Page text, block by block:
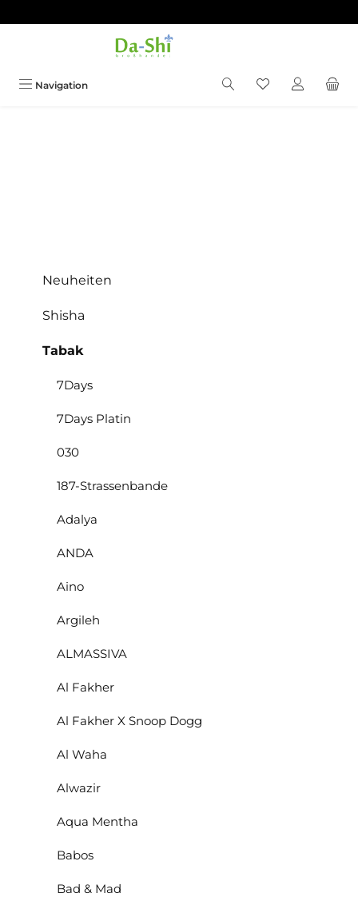
Navigation Du hast 0
Neuheiten
Shisha
Tabak
7Days
7Days Platin
030
187-Strassenbande
Adalya
ANDA
Aino
Argileh
ALMASSIVA
Al Fakher
Al Fakher X Snoop Dogg
Al Waha
Alwazir
Aqua Mentha
Babos
Bad & Mad